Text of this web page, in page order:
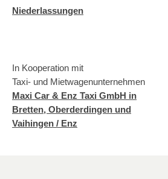
Niederlassungen
In Kooperation mit
Taxi- und Mietwagenunternehmen
Maxi Car & Enz Taxi GmbH in
Bretten, Oberderdingen und
Vaihingen / Enz